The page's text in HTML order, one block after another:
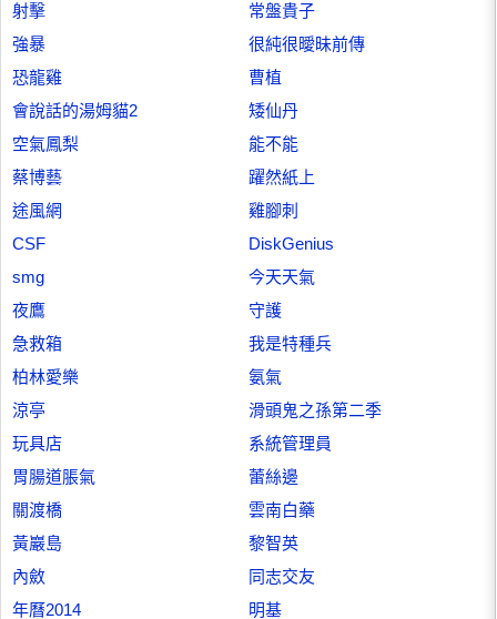
射擊
常盤貴子
強暴
很純很曖昧前傳
恐龍雞
曹植
會說話的湯姆貓2
矮仙丹
空氣鳳梨
能不能
蔡博藝
躍然紙上
途風網
雞腳刺
CSF
DiskGenius
smg
今天天氣
夜鷹
守護
急救箱
我是特種兵
柏林愛樂
氨氣
涼亭
滑頭鬼之孫第二季
玩具店
系統管理員
胃腸道脹氣
蕾絲邊
關渡橋
雲南白藥
黃巖島
黎智英
內斂
同志交友
年曆2014
明基